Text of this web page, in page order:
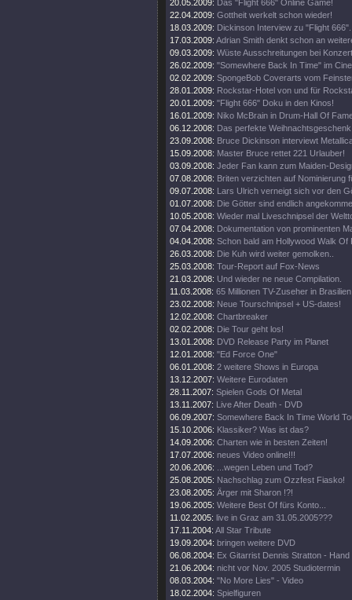
20.05.2009: Das "Flight 666" Online Game!
22.04.2009: Gottheit werkelt schon wieder!
18.03.2009: Dickinson Interview zu "Flight 666".
17.03.2009: Adrian Smith denkt schon an
09.03.2009: Wüste Ausschreitungen bei
26.02.2009: "Somewhere Back In Time" im
02.02.2009: SpongeBob Coverarts vom
28.01.2009: Rockstar-Hotel von und für
20.01.2009: "Flight 666" Doku in den Kinos!
16.01.2009: Niko McBrain in Drum-Hall Of
06.12.2008: Das perfekte
23.09.2008: Bruce Dickinson interviewt
15.09.2008: Master Bruce rettet 221 Urlauber!
03.09.2008: Jeder Fan kann zum Maiden-
07.08.2008: Briten verzichten auf Nominierung
09.07.2008: Lars Ulrich verneigt sich vor den
01.07.2008: Die Götter sind endlich
10.05.2008: Wieder mal Liveschnipsel der
07.04.2008: Dokumentation von prominenten
04.04.2008: Schon bald am Hollywood Walk Of
26.03.2008: Die Kuh wird weiter gemolken..
25.03.2008: Tour-Report auf Fox-News
21.03.2008: Und wieder ne neue Compilation.
11.03.2008: 65 Millionen TV-Zuseher in
23.02.2008: Neue Tourschnipsel + US-dates!
12.02.2008: Chartbreaker
02.02.2008: Die Tour geht los!
13.01.2008: DVD Release Party im Planet
12.01.2008: "Ed Force One"
06.01.2008: 2 weitere Shows in Europa
13.12.2007: Weitere Eurodaten
28.11.2007: Spielen Gods Of Metal
13.11.2007: Live After Death - DVD
06.09.2007: Somewhere Back In Time World
15.10.2006: Klassiker? Was ist das?
14.09.2006: Charten wie in besten Zeiten!
17.07.2006: neues Video online!!!
20.06.2006:
...wegen Leben und Tod?
25.08.2005: Nachschlag zum Ozzfest Fiasko!
23.08.2005: Ärger mit Sharon !?!
19.06.2005: Weitere Best Of fürs Konto...
11.02.2005: live in Graz am 31.05.2005???
17.11.2004: All Star Tribute
19.09.2004: bringen weitere DVD
06.08.2004: Ex Gitarrist Dennis Stratton -
21.06.2004: nicht vor Nov. 2005 Studiotermin
08.03.2004: "No More Lies" - Video
18.02.2004: Spielfiguren